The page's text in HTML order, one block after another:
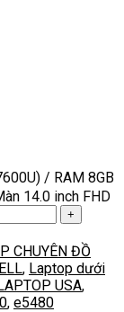
/ RAM 8GB
14.0 inch FHD
CHUYÊN ĐỒ
, Laptop dưới
USA,
, e5480